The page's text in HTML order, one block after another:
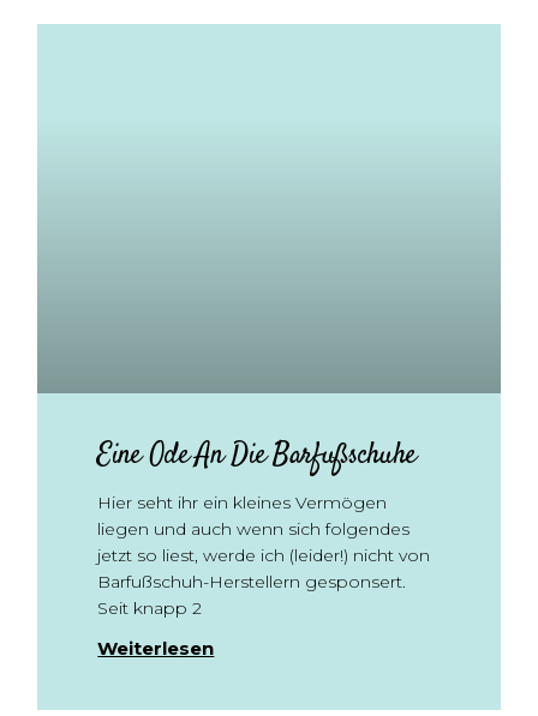
Eine Ode An Die Barfußschuhe
Hier seht ihr ein kleines Vermögen
liegen und auch wenn sich folgendes
jetzt so liest, werde ich (leider!) nicht von
Barfußschuh-Herstellern gesponsert.
Seit knapp 2
Weiterlesen